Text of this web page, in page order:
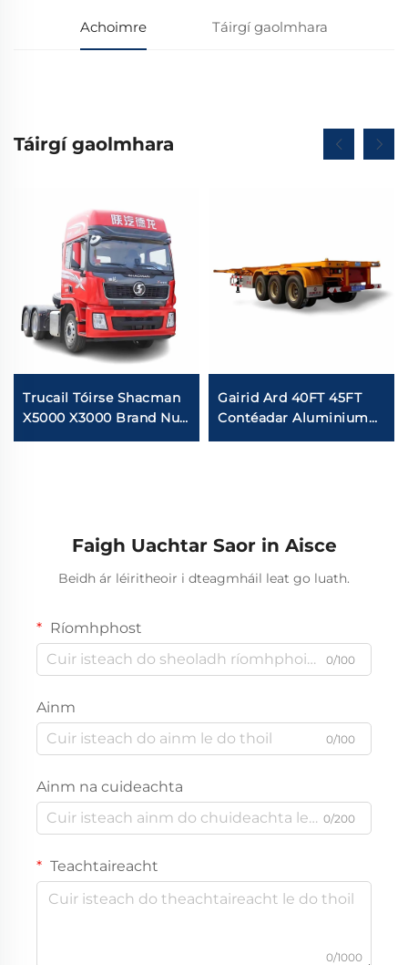
Achoimre Táirgí gaolmhara
Táirgí gaolmhara
Trucail Tóirse Shacman
X5000 X3000 Brand Nua
Euro5 Ard-Díon 430HP
Gairid Ard 40FT 45FT
Contéadar Aluminium
Leath-tráiléir 3Athrú
Faigh Uachtar Saor in Aisce
Beidh ár léiritheoir i dteagmháil leat go luath.
Ríomhphost
0/100
Ainm
0/100
Ainm na cuideachta
0/200
Teachtaireacht
0/1000